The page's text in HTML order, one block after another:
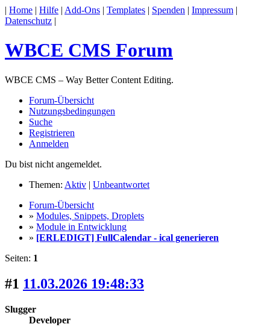
| Home | Hilfe | Add-Ons | Templates | Spenden | Impressum |
Datenschutz |
WBCE CMS Forum
WBCE CMS – Way Better Content Editing.
Forum-Übersicht
Nutzungsbedingungen
Suche
Registrieren
Anmelden
Du bist nicht angemeldet.
Themen: Aktiv | Unbeantwortet
Forum-Übersicht
» Modules, Snippets, Droplets
» Module in Entwicklung
» [ERLEDIGT] FullCalendar - ical generieren
Seiten: 1
#1 11.03.2026 19:48:33
Slugger
Developer